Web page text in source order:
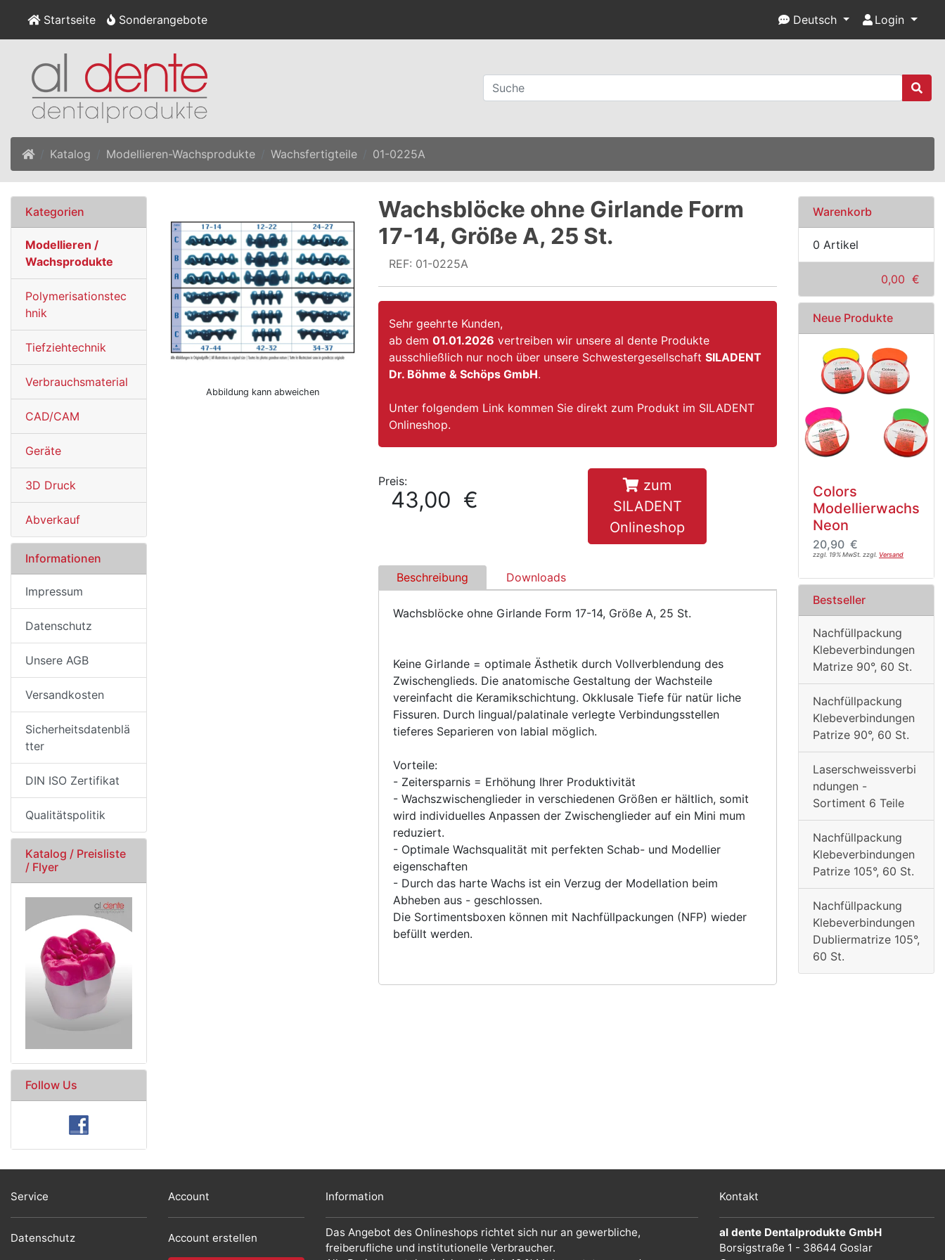
Startseite Sonderangebote Deutsch Login
Startseite
Katalog Modellieren-Wachsprodukte Wachsfertigteile 01-0225A
Abbildung kann abweichen
Wachsblöcke ohne Girlande Form
17-14, Größe A, 25 St.
REF: 01-0225A
Sehr geehrte Kunden,
ab dem 01.01.2026 vertreiben wir unsere al dente Produkte
ausschließlich nur noch über unsere Schwestergesellschaft SILADENT
Dr. Böhme & Schöps GmbH.
Unter folgendem Link kommen Sie direkt zum Produkt im SILADENT
Onlineshop.
Preis:
43,00 €
zum
SILADENT
Onlineshop
Beschreibung Downloads
Wachsblöcke ohne Girlande Form 17-14, Größe A, 25 St.
Keine Girlande = optimale Ästhetik durch Vollverblendung des
Zwischenglieds. Die anatomische Gestaltung der Wachsteile
vereinfacht die Keramikschichtung. Okklusale Tiefe für natür liche
Fissuren. Durch lingual/palatinale verlegte Verbindungsstellen
tieferes Separieren von labial möglich.
Vorteile:
- Zeitersparnis = Erhöhung Ihrer Produktivität
- Wachszwischenglieder in verschiedenen Größen er hältlich, somit
wird individuelles Anpassen der Zwischenglieder auf ein Mini mum
reduziert.
- Optimale Wachsqualität mit perfekten Schab- und Modellier
eigenschaften
- Durch das harte Wachs ist ein Verzug der Modellation beim
Abheben aus - geschlossen.
Die Sortimentsboxen können mit Nachfüllpackungen (NFP) wieder
befüllt werden.
Kategorien
Modellieren /
Wachsprodukte
Polymerisationstec
hnik
Tiefziehtechnik
Verbrauchsmaterial
CAD/CAM
Geräte
3D Druck
Abverkauf
Informationen
Impressum
Datenschutz
Unsere AGB
Versandkosten
Sicherheitsdatenblä
tter
DIN ISO Zertifikat
Qualitätspolitik
Katalog / Preisliste
/ Flyer
Follow Us
Warenkorb
0 Artikel
0,00 €
Neue Produkte
Colors
Modellierwachs
Neon
20,90 €
zzgl. 19% MwSt. zzgl. Versand
Bestseller
Nachfüllpackung
Klebeverbindungen
Matrize 90°, 60 St.
Nachfüllpackung
Klebeverbindungen
Patrize 90°, 60 St.
Laserschweissverbi
ndungen -
Sortiment 6 Teile
Nachfüllpackung
Klebeverbindungen
Patrize 105°, 60 St.
Nachfüllpackung
Klebeverbindungen
Dubliermatrize 105°,
60 St.
Service
Datenschutz
Account
Account erstellen
Information
Das Angebot des Onlineshops richtet sich nur an gewerbliche,
freiberufliche und institutionelle Verbraucher.
Kontakt
al dente Dentalprodukte GmbH
Borsigstraße 1 - 38644 Goslar